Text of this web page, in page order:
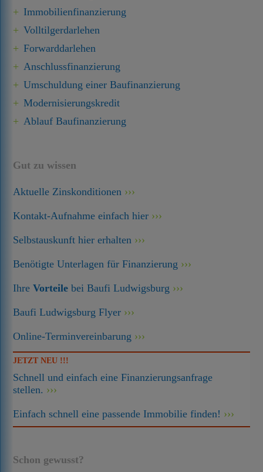
Immobilien­finanzierung
Volltilgerdarlehen
Forward­darlehen
Anschluss­finanzierung
Umschuldung einer Baufinanzierung
Modernisierungskredit
Ablauf Baufinanzierung
Gut zu wissen
Aktuelle Zinskonditionen
Kontakt-Aufnahme einfach hier
Selbstauskunft hier erhalten
Benötigte Unterlagen für Finanzierung
IhreVorteile bei Baufi Ludwigsburg
Baufi Ludwigsburg Flyer
Online-Terminvereinbarung
JETZT NEU !!!
Schnell und einfach eine Finanzierungsanfrage
stellen.
Einfach schnell eine passende Immobilie finden!
Schon gewusst?